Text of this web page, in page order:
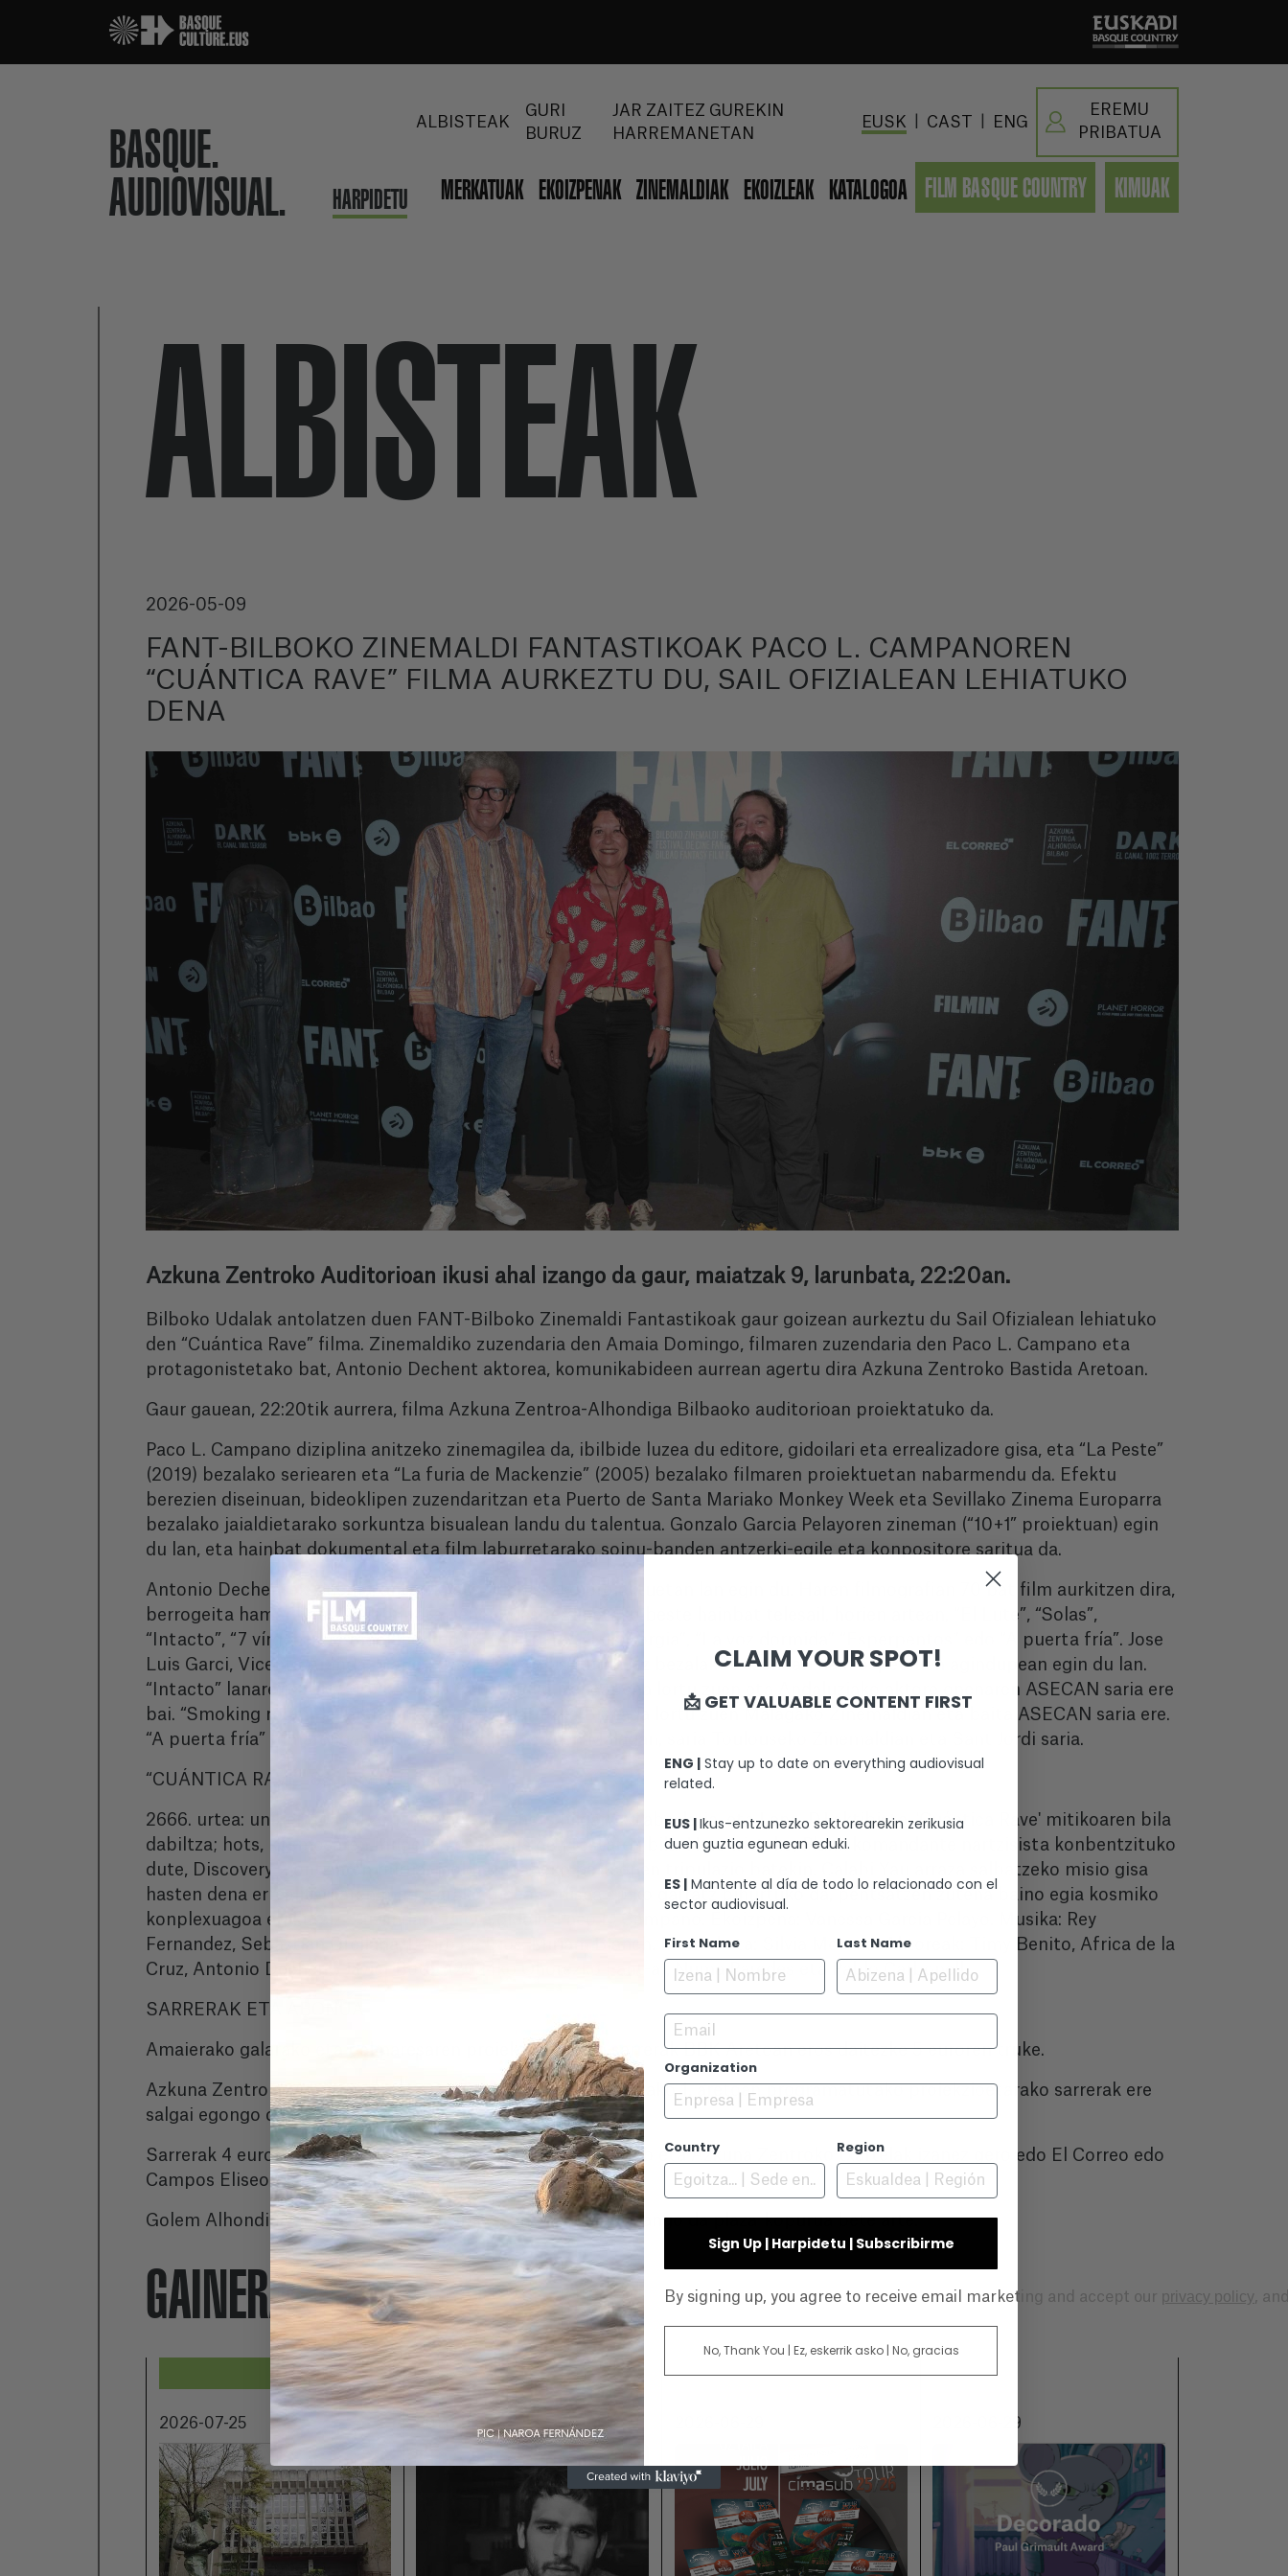
BASQUE.
AUDIOVISUAL.
HARPIDETU
ALBISTEAK
GURI
BURUZ
JAR ZAITEZ GUREKIN
HARREMANETAN
EUSK CAST ENG
EREMU
PRIBATUA
MERKATUAK EKOIZPENAK ZINEMALDIAK EKOIZLEAK KATALOGOA FILM BASQUE COUNTRY KIMUAK
ALBISTEAK
2026-05-09
FANT-BILBOKO ZINEMALDI FANTASTIKOAK PACO L. CAMPANOREN
“CUÁNTICA RAVE” FILMA AURKEZTU DU, SAIL OFIZIALEAN LEHIATUKO
DENA
Azkuna Zentroko Auditorioan ikusi ahal izango da gaur, maiatzak 9, larunbata, 22:20an.
Bilboko Udalak antolatzen duen FANT-Bilboko Zinemaldi Fantastikoak gaur goizean aurkeztu du Sail Ofizialean lehiatuko
den “Cuántica Rave” filma. Zinemaldiko zuzendaria den Amaia Domingo, filmaren zuzendaria den Paco L. Campano eta
protagonistetako bat, Antonio Dechent aktorea, komunikabideen aurrean agertu dira Azkuna Zentroko Bastida Aretoan.
Gaur gauean, 22:20tik aurrera, filma Azkuna Zentroa-Alhondiga Bilbaoko auditorioan proiektatuko da.
Paco L. Campano diziplina anitzeko zinemagilea da, ibilbide luzea du editore, gidoilari eta errealizadore gisa, eta “La Peste”
(2019) bezalako seriearen eta “La furia de Mackenzie” (2005) bezalako filmaren proiektuetan nabarmendu da. Efektu
berezien diseinuan, bideoklipen zuzendaritzan eta Puerto de Santa Mariako Monkey Week eta Sevillako Zinema Europarra
bezalako jaialdietarako sorkuntza bisualean landu du talentua. Gonzalo Garcia Pelayoren zineman (“10+1” proiektuan) egin
du lan, eta hainbat dokumental eta film laburretarako soinu-banden antzerki-egile eta konpositore saritua da.
Antonio Dechentek zinema, antzerki eta telebistako proiektuetan lan egin du. Haren filmografian 70 bat film aurkitzen dira,
berrogeita hamar bat film labur eta genero desberdinetako beste hainbat telesail, horien artean, “El Lute”, “Solas”,
“Intacto”, “7 vírgenes”, Smooking Room“, “Alatriste”, “Los Borgia”, “La voz dormida” “Esperpentos” edo “A puerta fría”. Jose
Luis Garci, Vicente Aranda, Mario Camus edo Chus Gutierrez bezalako zuzendari hain ospetsuen agindupean egin du lan.
“Intacto” lanarengatik, 2002ko Goya Sarietarako izendapena lortu zuen eta Andaluziako aktore onenaren ASECAN saria ere
bai. “Smoking room” lanaren truke, berriz, Zilarrezko Biznaga lortu zuen Malagako Zinemaldian eta baita ASECAN saria ere.
“A puerta fría” filmarengatik, Biznaga saria jaso zuen Malagan, saria Toulouseko Zinemaldian eta Sant Jordi saria.
“CUÁNTICA RAVE” 83 minutu. Espainia
2666. urtea: unibertsoa hil zorian dago. CB, ahots hilgarriko abeslaria, eta Lena, DJ aktibista, 'Cuántica Rave' mitikoaren bila
dabiltza; hots, kosmosaren mugetan ospetsua den festaren bila. Hara iristeko, Plank komandante nartzisista konbentzituko
dute, Discovery 2 ontziaren burua, moldatu gabeko pertsonen tripulazio batekin. Calabi Yau arraza salbatzeko misio gisa
hasten dena errealitatearen mugetarako bidean odisea epiko garratz bihurtuko da, pentsatzen zutena baino egia kosmiko
konplexuagoa erakutsiz. Zuzendaritza eta gidoia: Paco L. Campano. Ekoizpena: Vanessa Garcia Pelayo. Musika: Rey
Fernandez, Sebastian Orellana, Pedro de Dios, Miriam Blanch. Muntaketa: Silvia Moreno. Aktoreak: Timy Benito, Africa de la
Cruz, Antonio Dechent, Javier Botet (2024ko Ohorezko Fant-a), Numa Paredes eta Pablo Carbonell.
SARRERAK ETA ABONUA
Amaierako galarako eta palmaresaren proiekzioetarako sarrerak BBK Aretoan eros daitezke 5 euroren truke.
Azkuna Zentroko Auditorioan eta Golem Alhondiga zinemetako 1. aretoan programatutako proiekzioetarako sarrerak ere
salgai egongo dira 5 euroren truke.
Sarrerak 4 euroren truke erosi ahal izango dira FAS Zine Klub eta Azkuna Zentroko txartelak izanez gero edo El Correo edo
Campos Eliseos Klubeko harpideduna bazara.
Golem Alhondiga zinemetako 2. aretorako sarrera doakoa izango da plaza-kopurua bete arte.
GAINERA...
2026-07-25 2026-07-06 2026-06-29
CLAIM YOUR SPOT!
📩 GET VALUABLE CONTENT FIRST
ENG | Stay up to date on everything audiovisual
related.
EUS |Ikus-entzunezko sektorearekin zerikusia
duen guztia egunean eduki.
ES | Mantente al día de todo lo relacionado con el
sector audiovisual.
First Name Last Name
Email
Organization
Country Region
Sign Up | Harpidetu | Subscribirme
By signing up, you agree to receive email marketing and accept our privacy policy,
No, Thank You | Ez, eskerrik asko | No, gracias